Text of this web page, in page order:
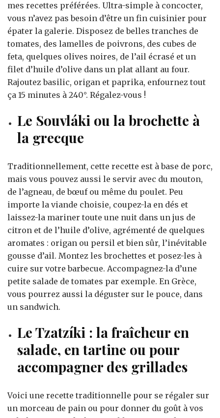
mes recettes préférées. Ultra-simple à concocter,
vous n’avez pas besoin d’être un fin cuisinier pour
épater la galerie. Disposez de belles tranches de
tomates, des lamelles de poivrons, des cubes de
feta, quelques olives noires, de l’ail écrasé et un
filet d’huile d’olive dans un plat allant au four.
Rajoutez basilic, origan et paprika, enfournez tout
ça 15 minutes à 240°. Régalez-vous !
Le Souvláki ou la brochette à
la grecque
Traditionnellement, cette recette est à base de porc,
mais vous pouvez aussi le servir avec du mouton,
de l’agneau, de bœuf ou même du poulet. Peu
importe la viande choisie, coupez-la en dés et
laissez-la mariner toute une nuit dans un jus de
citron et de l’huile d’olive, agrémenté de quelques
aromates : origan ou persil et bien sûr, l’inévitable
gousse d’ail. Montez les brochettes et posez-les à
cuire sur votre barbecue. Accompagnez-la d’une
petite salade de tomates par exemple. En Grèce,
vous pourrez aussi la déguster sur le pouce, dans
un sandwich.
Le Tzatzíki : la fraîcheur en
salade, en tartine ou pour
accompagner des grillades
Voici une recette traditionnelle pour se régaler sur
un morceau de pain ou pour donner du goût à vos